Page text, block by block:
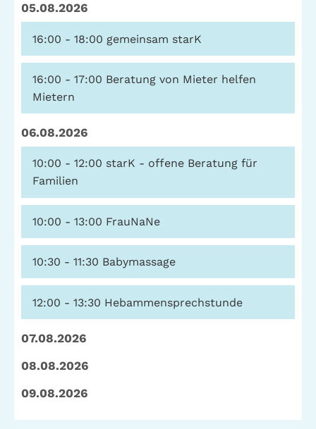
05.08.2026
16:00 - 18:00 gemeinsam starK
16:00 - 17:00 Beratung von Mieter helfen
Mietern
06.08.2026
10:00 - 12:00 starK - offene Beratung für
Familien
10:00 - 13:00 FrauNaNe
10:30 - 11:30 Babymassage
12:00 - 13:30 Hebammensprechstunde
07.08.2026
08.08.2026
09.08.2026